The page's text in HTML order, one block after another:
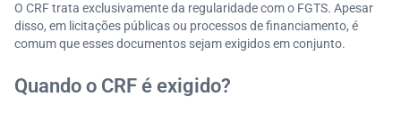
O CRF trata exclusivamente da regularidade com o FGTS. Apesar
disso, em licitações públicas ou processos de financiamento, é
comum que esses documentos sejam exigidos em conjunto.
Quando o CRF é exigido?